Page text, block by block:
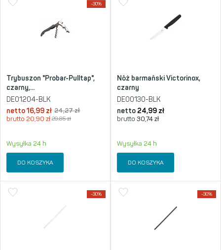
-30%
Trybuszon "Probar-Pulltap",
czarny,...
DE01204-BLK
netto16,99 zł 24,27zł
brutto 20,90 zł 29,85zł
Wysyłka 24 h
DO KOSZYKA
Nóż barmański Victorinox,
czarny
DE00130-BLK
netto 24,99 zł
brutto 30,74 zł
Wysyłka 24 h
DO KOSZYKA
-30% -30%